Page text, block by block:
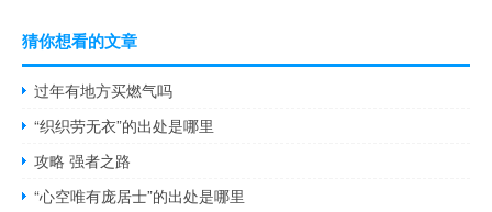
猜你想看的文章
过年有地方买燃气吗
“织织劳无衣”的出处是哪里
攻略 强者之路
“心空唯有庞居士”的出处是哪里